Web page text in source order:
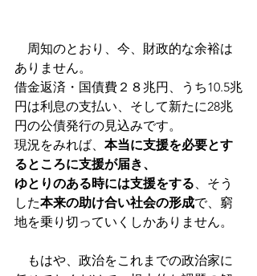
周知のとおり、今、財政的な余裕は
ありません。
借金返済・国債費２８兆円、うち10.5兆
円は利息の支払い、そして新たに28兆
円の公債発行の見込みです。
現況をみれば、 本当に支援を必要とす
るところに支援が届き、
ゆとりのある時には支援をする 、そう
した本来の助け合い社会の形成で、窮
地を乗り切っていくしかありません。
もはや、政治をこれまでの政治家に